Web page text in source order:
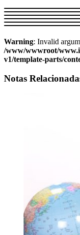
Warning: Invalid
/www/wwwroot/
v1/template-parts/
Notas